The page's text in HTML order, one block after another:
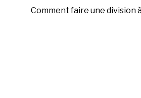
Comment faire une division